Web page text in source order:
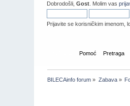
Dobrodošli,Gost . Molim vas
Prijavite se korisničkim imenom,
Pomoć Pretraga
BILECAinfo forum » Zabava»